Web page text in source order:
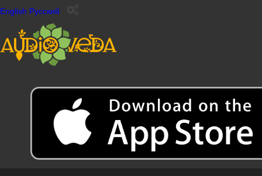
English Русский